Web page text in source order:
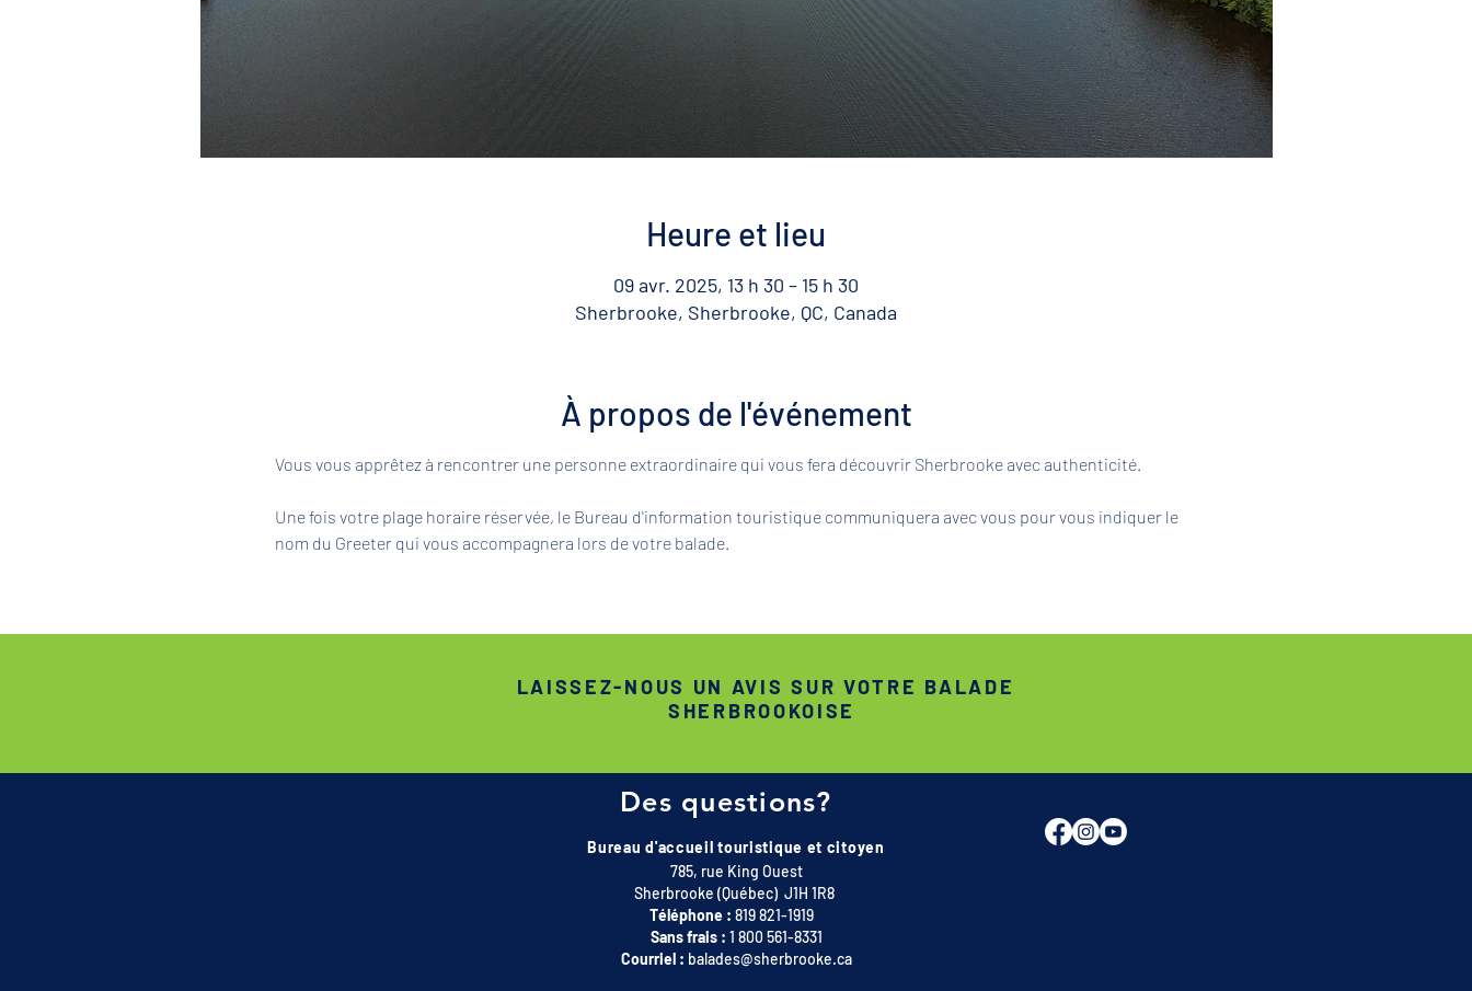
Heure et lieu
09 avr. 2025, 13 h 30 – 15 h 30
Sherbrooke, Sherbrooke, QC, Canada
À propos de l'événement
Vous vous apprêtez à rencontrer une personne extraordinaire qui vous fera découvrir Sherbrooke avec authenticité.
Une fois votre plage horaire réservée, le Bureau d'information touristique communiquera avec vous pour vous indiquer le
nom du Greeter qui vous accompagnera lors de votre balade.
Des questions?
Bureau d'accueil touristique et citoyen
785, rue King Ouest
Sherbrooke (Québec) J1H 1R8
Téléphone : 819 821-1919
Sans frais : 1 800 561-8331
Courriel : balades@sherbrooke.ca
LAISSEZ-NOUS UN AVIS SUR VOTRE BALADE
SHERBROOKOISE